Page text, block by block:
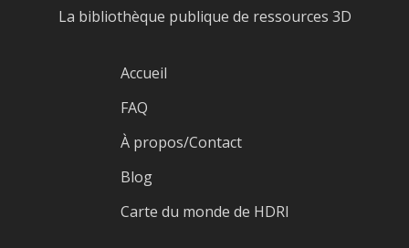
La bibliothèque publique de ressources 3D
Accueil
FAQ
À propos/Contact
Blog
Carte du monde de HDRI